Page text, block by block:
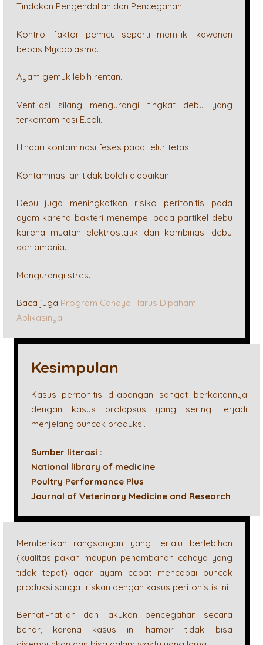
Tindakan Pengendalian dan Pencegahan:
Kontrol faktor pemicu seperti memiliki kawanan
bebas Mycoplasma.
Ayam gemuk lebih rentan.
Ventilasi silang mengurangi tingkat debu yang
terkontaminasi E.coli.
Hindari kontaminasi feses pada telur tetas.
Kontaminasi air tidak boleh diabaikan.
Debu juga meningkatkan risiko peritonitis pada
ayam karena bakteri menempel pada partikel debu
karena muatan elektrostatik dan kombinasi debu
dan amonia.
Mengurangi stres.
Baca juga Program Cahaya Harus Dipahami
Aplikasinya
Kesimpulan
Kasus peritonitis dilapangan sangat berkaitannya
dengan kasus prolapsus yang sering terjadi
menjelang puncak produksi.
Sumber literasi :
National library of medicine
Poultry Performance Plus
Journal of Veterinary Medicine and Research
Memberikan rangsangan yang terlalu berlebihan
(kualitas pakan maupun penambahan cahaya yang
tidak tepat) agar ayam cepat mencapai puncak
produksi sangat riskan dengan kasus peritonistis ini
Berhati-hatilah dan lakukan pencegahan secara
benar, karena kasus ini hampir tidak bisa